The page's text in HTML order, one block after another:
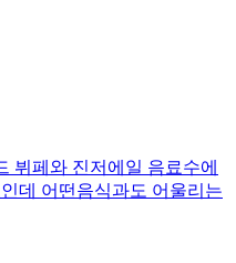
뷔페와 진저에일 음료수에
데 어떤음식과도 어울리는